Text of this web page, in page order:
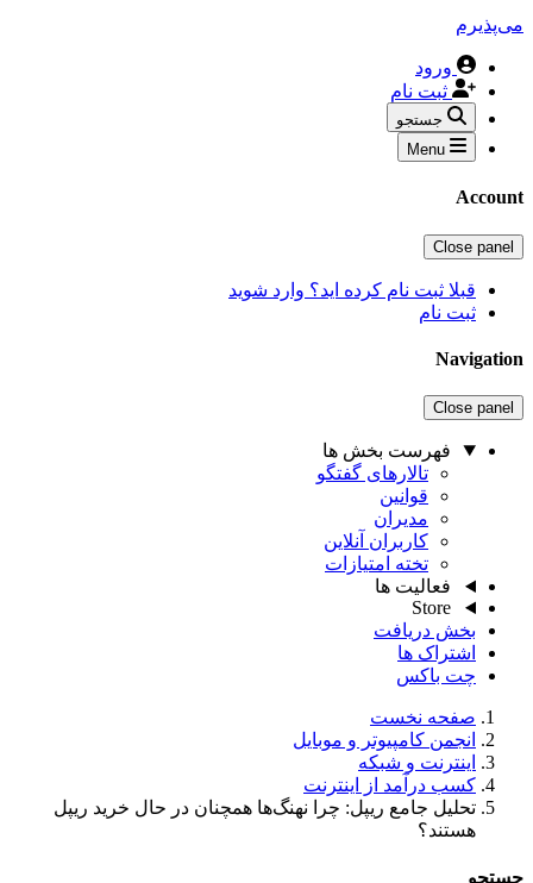
ورود
ثبت نام
جستجو
Menu
Close
قبلا ثبت نام کرده اید؟ وارد شوید
ثبت نام
Close
فهرست بخش ها
تالارهای گفتگو
قوانین
مدیران
کاربران آنلاین
تخته امتیازات
فعالیت ها
Store
بخش دریافت
اشتراک ها
چت باکس
صفحه نخست
انجمن کامپیوتر و موبایل
اینترنت و شبکه
کسب درآمد از اینترنت
تحلیل جامع ریپل: چرا نهنگ‌ها همچنان در حال خرید ریپل
هستند؟